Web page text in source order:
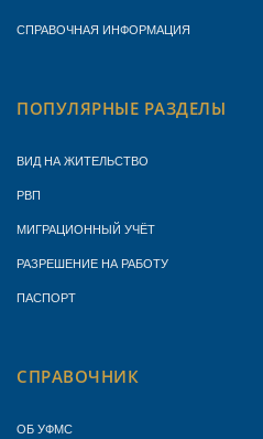
СПРАВОЧНАЯ ИНФОРМАЦИЯ
ПОПУЛЯРНЫЕ РАЗДЕЛЫ
ВИД НА ЖИТЕЛЬСТВО
РВП
МИГРАЦИОННЫЙ УЧЁТ
РАЗРЕШЕНИЕ НА РАБОТУ
ПАСПОРТ
СПРАВОЧНИК
ОБ УФМС